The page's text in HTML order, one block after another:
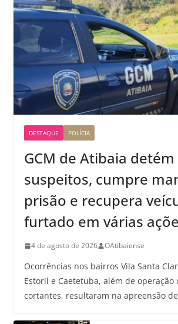
DESTAQUE POLÍCIA
GCM de Atibaia
suspeitos, cumpre
prisão e recupera
furtado em várias
4 de agosto de 2026 OAtibaiense
Ocorrências nos bairros Vila Santa
Estoril e Caetetuba, além de operação
cortantes, resultaram na apreensão de